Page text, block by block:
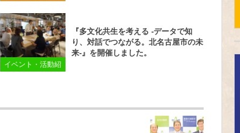
イベント・活動紹
『多文化共生を考える -データで知
り、対話でつながる。北名古屋市の未
来-』を開催しました。